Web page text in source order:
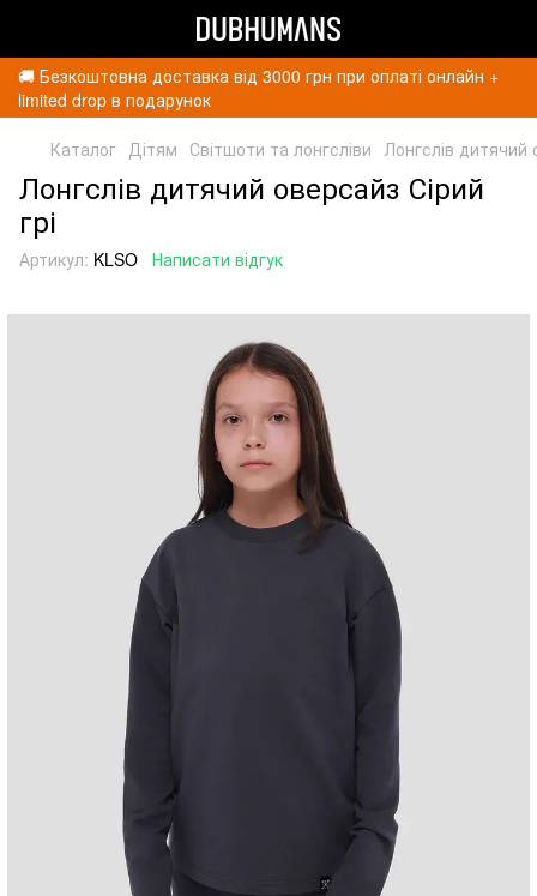
🚚 Безкоштовна доставка від 3000 грн при оплаті онлайн +
limited drop в подарунок
Каталог Дітям Світшоти та лонгсліви Лонгслів дитячий
Лонгслів дитячий оверсайз Сірий
грі
Артикул: KLSO Написати відгук